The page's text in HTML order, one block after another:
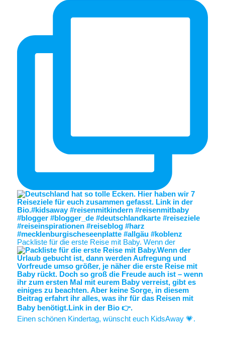
Packliste für die erste Reise mit Baby. Wenn der
Einen schönen Kindertag, wünscht euch KidsAway 💗.